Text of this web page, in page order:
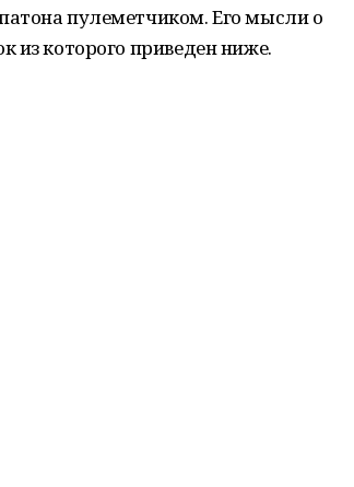
пулеметчиком. Его мысли о
из которого приведен ниже.